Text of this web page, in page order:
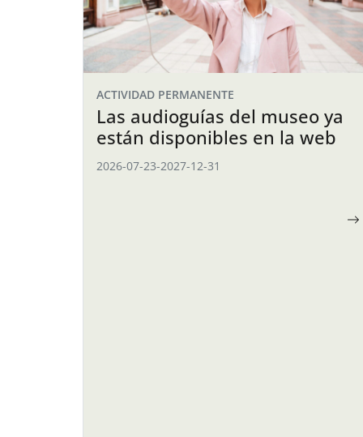
ACTIVIDAD PERMANENTE
Las audioguías del museo ya
están disponibles en la web
2026-07-23-2027-12-31